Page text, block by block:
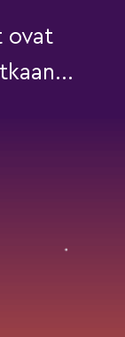
ovat